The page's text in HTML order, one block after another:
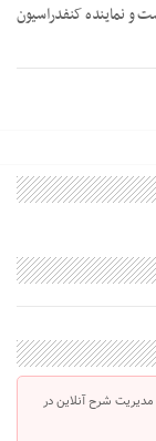
و نماینده کنفدراسیون
شرح آنلاین در